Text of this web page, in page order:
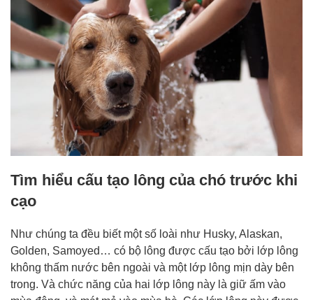
Tìm hiểu cấu tạo lông của chó trước khi
cạo
Như chúng ta đều biết một số loài như Husky, Alaskan,
Golden, Samoyed… có bộ lông được cấu tạo bởi lớp lông
không thấm nước bên ngoài và một lớp lông mịn dày bên
trong. Và chức năng của hai lớp lông này là giữ ấm vào